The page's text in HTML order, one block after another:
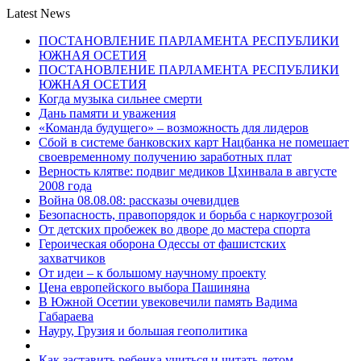
Latest News
ПОСТАНОВЛЕНИЕ ПАРЛАМЕНТА РЕСПУБЛИКИ
ЮЖНАЯ ОСЕТИЯ
ПОСТАНОВЛЕНИЕ ПАРЛАМЕНТА РЕСПУБЛИКИ
ЮЖНАЯ ОСЕТИЯ
Когда музыка сильнее смерти
Дань памяти и уважения
«Команда будущего» – возможность для лидеров
Сбой в системе банковских карт Нацбанка не помешает
своевременному получению заработных плат
Верность клятве: подвиг медиков Цхинвала в августе
2008 года
Война 08.08.08: рассказы очевидцев
Безопасность, правопорядок и борьба с наркоугрозой
От детских пробежек во дворе до мастера спорта
Героическая оборона Одессы от фашистских
захватчиков
От идеи – к большому научному проекту
Цена европейского выбора Пашиняна
В Южной Осетии увековечили память Вадима
Габараева
Науру, Грузия и большая геополитика